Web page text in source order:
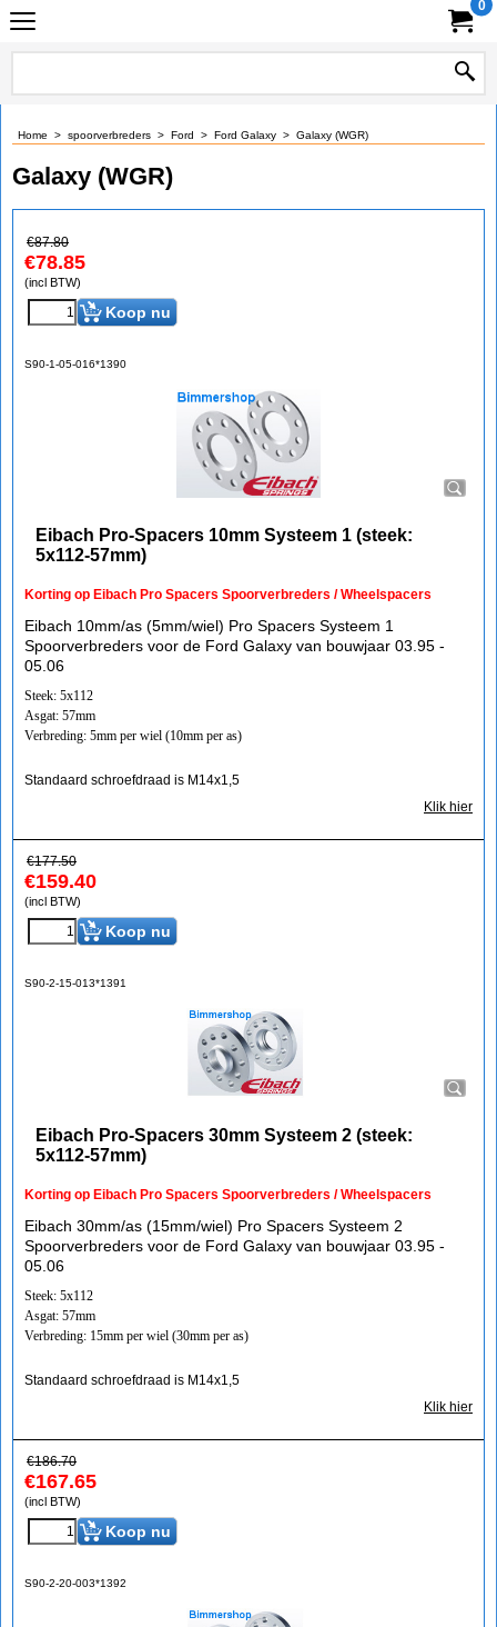
0
Home > spoorverbreders > Ford > Ford Galaxy > Galaxy (WGR)
Galaxy (WGR)
€87.80
€78.85
(incl BTW)
Koop nu
S90-1-05-016*1390
Eibach Pro-Spacers 10mm Systeem 1 (steek:
5x112-57mm)
Korting op Eibach Pro Spacers Spoorverbreders / Wheelspacers
Eibach 10mm/as (5mm/wiel) Pro Spacers Systeem 1
Spoorverbreders voor de Ford Galaxy van bouwjaar 03.95 -
05.06
Steek: 5x112
Asgat: 57mm
Verbreding: 5mm per wiel (10mm per as)
Standaard schroefdraad is M14x1,5
Klik hier
€177.50
€159.40
(incl BTW)
Koop nu
S90-2-15-013*1391
Eibach Pro-Spacers 30mm Systeem 2 (steek:
5x112-57mm)
Korting op Eibach Pro Spacers Spoorverbreders / Wheelspacers
Eibach 30mm/as (15mm/wiel) Pro Spacers Systeem 2
Spoorverbreders voor de Ford Galaxy van bouwjaar 03.95 -
05.06
Steek: 5x112
Asgat: 57mm
Verbreding: 15mm per wiel (30mm per as)
Standaard schroefdraad is M14x1,5
Klik hier
€186.70
€167.65
(incl BTW)
Koop nu
S90-2-20-003*1392